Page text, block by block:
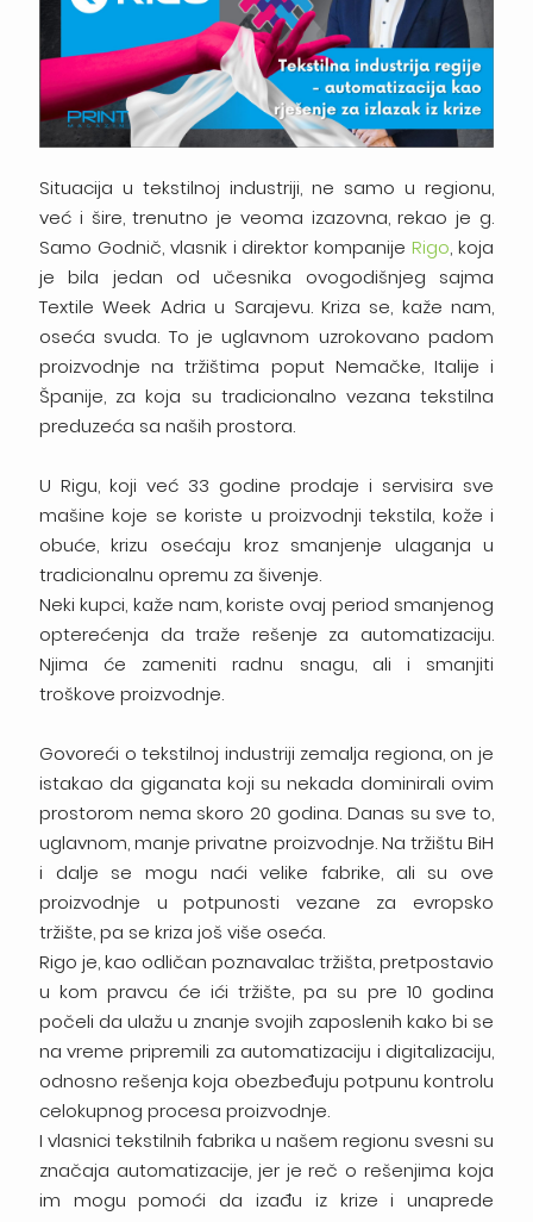
Situacija u tekstilnoj industriji, ne samo u regionu,
već i šire, trenutno je veoma izazovna, rekao je g.
Samo Godnič, vlasnik i direktor kompanije Rigo, koja
je bila jedan od učesnika ovogodišnjeg sajma
Textile Week Adria u Sarajevu. Kriza se, kaže nam,
oseća svuda. To je uglavnom uzrokovano padom
proizvodnje na tržištima poput Nemačke, Italije i
Španije, za koja su tradicionalno vezana tekstilna
preduzeća sa naših prostora.
U Rigu, koji već 33 godine prodaje i servisira sve
mašine koje se koriste u proizvodnji tekstila, kože i
obuće, krizu osećaju kroz smanjenje ulaganja u
tradicionalnu opremu za šivenje.
Neki kupci, kaže nam, koriste ovaj period smanjenog
opterećenja da traže rešenje za automatizaciju.
Njima će zameniti radnu snagu, ali i smanjiti
troškove proizvodnje.
Govoreći o tekstilnoj industriji zemalja regiona, on je
istakao da giganata koji su nekada dominirali ovim
prostorom nema skoro 20 godina. Danas su sve to,
uglavnom, manje privatne proizvodnje. Na tržištu BiH
i dalje se mogu naći velike fabrike, ali su ove
proizvodnje u potpunosti vezane za evropsko
tržište, pa se kriza još više oseća.
Rigo je, kao odličan poznavalac tržišta, pretpostavio
u kom pravcu će ići tržište, pa su pre 10 godina
počeli da ulažu u znanje svojih zaposlenih kako bi se
na vreme pripremili za automatizaciju i digitalizaciju,
odnosno rešenja koja obezbeđuju potpunu kontrolu
celokupnog procesa proizvodnje.
I vlasnici tekstilnih fabrika u našem regionu svesni su
značaja automatizacije, jer je reč o rešenjima koja
im mogu pomoći da izađu iz krize i unaprede